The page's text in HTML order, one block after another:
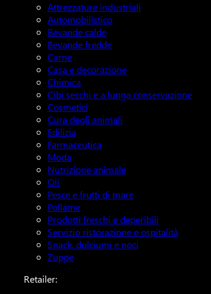
Attrezzature industriali
Automobilistico
Bevande calde
Bevande fredde
Carne
Casa e decorazione
Chimica
Cibi secchi e a lunga conservazione
Cosmetici
Cura degli animali
Edilizia
Farmaceutica
Moda
Nutrizione animale
Oli
Pesce e frutti di mare
Pollame
Prodotti freschi e deperibili
Servizio ristorazione e ospitalità
Snack, dolciumi e noci
Zuppe
Retailer: